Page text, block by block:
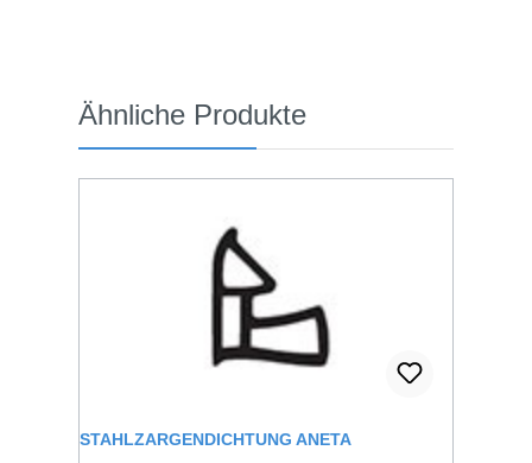
Produktgalerie überspringen
Ähnliche Produkte
STAHLZARGENDICHTUNG ANETA